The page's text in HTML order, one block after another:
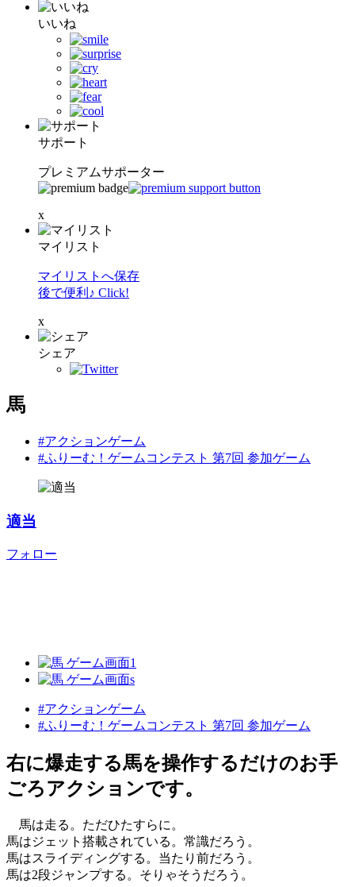
いいね
サポート
プレミアムサポーター
x
マイリスト
マイリストへ保存
後で便利♪ Click!
x
シェア
馬
#アクションゲーム
#ふりーむ！ゲームコンテスト 第7回 参加ゲーム
適当
フォロー
#アクションゲーム
#ふりーむ！ゲームコンテスト 第7回 参加ゲーム
右に爆走する馬を操作するだけのお手
ごろアクションです。
馬は走る。ただひたすらに。
馬はジェット搭載されている。常識だろう。
馬はスライディングする。当たり前だろう。
馬は2段ジャンプする。そりゃそうだろう。